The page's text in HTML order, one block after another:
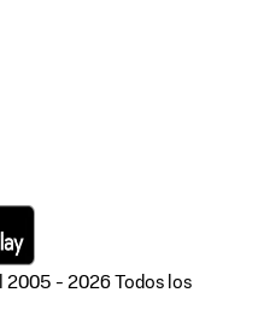
2005 - 2026 Todos los